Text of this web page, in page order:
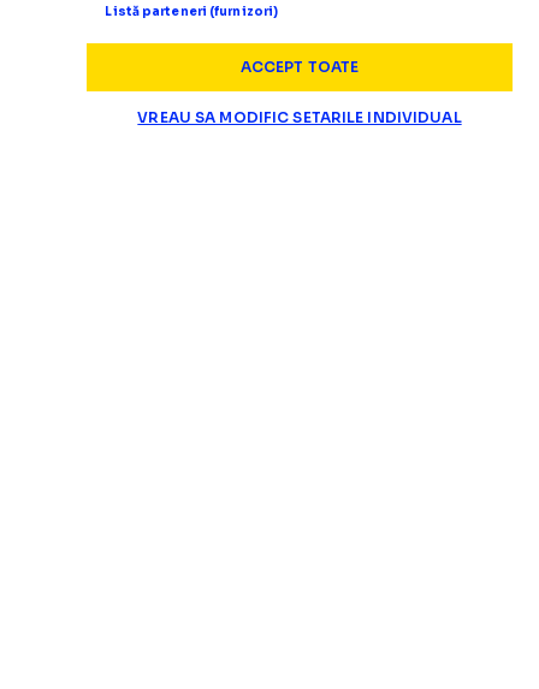
Listă parteneri (furnizori)
ACCEPT TOATE
VREAU SA MODIFIC SETARILE INDIVIDUAL